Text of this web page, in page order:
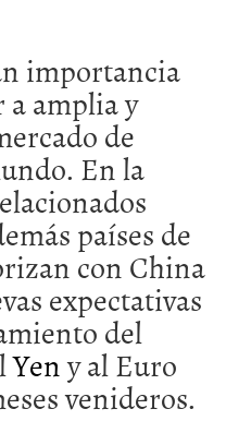
importancia
a amplia y
de
En la
países de
con China
expectativas
del
Yeny al Euro
venideros.